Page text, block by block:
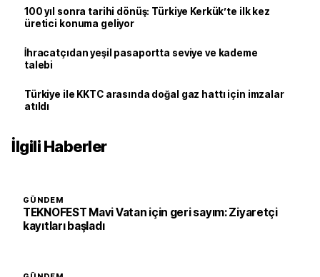
100 yıl sonra tarihi dönüş: Türkiye Kerkük’te ilk kez
üretici konuma geliyor
İhracatçıdan yeşil pasaportta seviye ve kademe
talebi
Türkiye ile KKTC arasında doğal gaz hattı için imzalar
atıldı
İlgili Haberler
GÜNDEM
TEKNOFEST Mavi Vatan için geri sayım: Ziyaretçi
kayıtları başladı